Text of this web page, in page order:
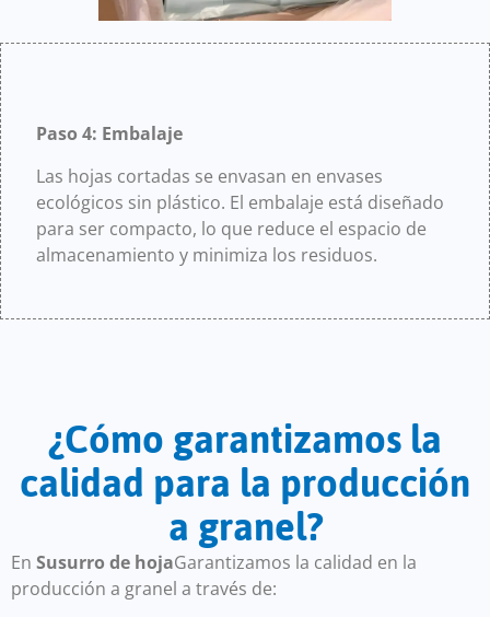
Paso 4: Embalaje
Las hojas cortadas se envasan en envases
ecológicos sin plástico. El embalaje está diseñado
para ser compacto, lo que reduce el espacio de
almacenamiento y minimiza los residuos.
¿Cómo garantizamos la
calidad para la producción
a granel?
En Susurro de hojaGarantizamos la calidad en la
producción a granel a través de: